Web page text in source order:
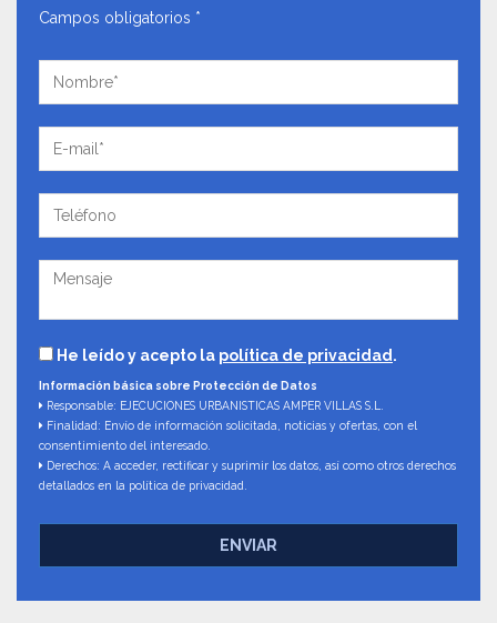
Campos obligatorios *
He leído y acepto la política de privacidad .
Información básica sobre Protección de Datos
Responsable: EJECUCIONES URBANISTICAS AMPER VILLAS S.L.
Finalidad: Envío de información solicitada, noticias y ofertas, con el
consentimiento del interesado.
Derechos: A acceder, rectificar y suprimir los datos, así como otros derechos
detallados en la política de privacidad.
ENVIAR